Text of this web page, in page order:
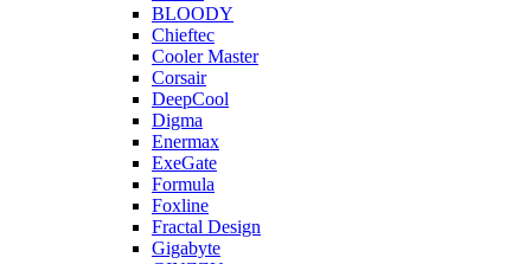
BLOODY
Chieftec
Cooler Master
Corsair
DeepCool
Digma
Enermax
ExeGate
Formula
Foxline
Fractal Design
Gigabyte